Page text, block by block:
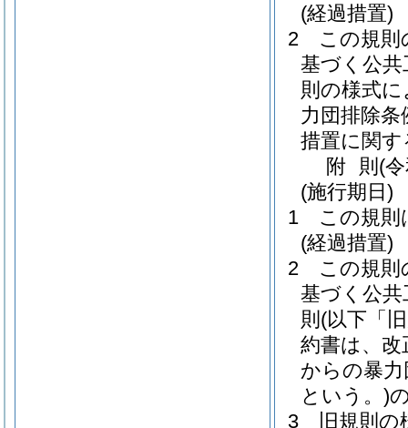
(経過措置)
2
この規則
基づく公
則の様式
力団排除
措置に関
附 則 (
(施行期日)
1
この規則
(経過措置)
2
この規則
基づく公
則 (以下「
約書は、改
からの暴
という。)
3
旧規則